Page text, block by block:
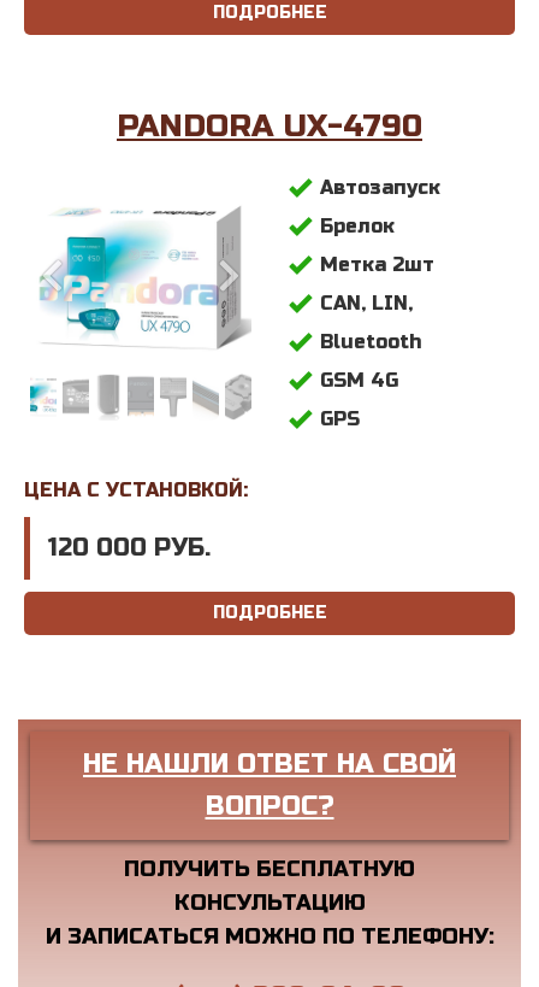
ПОДРОБНЕЕ
PANDORA UX-4790
Автозапуск
Брелок
Метка 2шт
CAN, LIN,
Bluetooth
GSM 4G
GPS
ЦЕНА С УСТАНОВКОЙ:
120 000 РУБ.
ПОДРОБНЕЕ
НЕ НАШЛИ ОТВЕТ НА СВОЙ
ВОПРОС?
ПОЛУЧИТЬ БЕСПЛАТНУЮ
КОНСУЛЬТАЦИЮ
И ЗАПИСАТЬСЯ МОЖНО ПО ТЕЛЕФОНУ: